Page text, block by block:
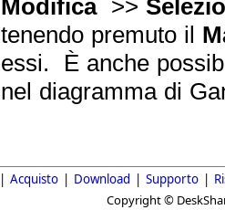
Modifica>>
tenendo premuto il
essi. È anche
nel diagramma di
| Acquisto | Download | Supporto |
Copyright ©